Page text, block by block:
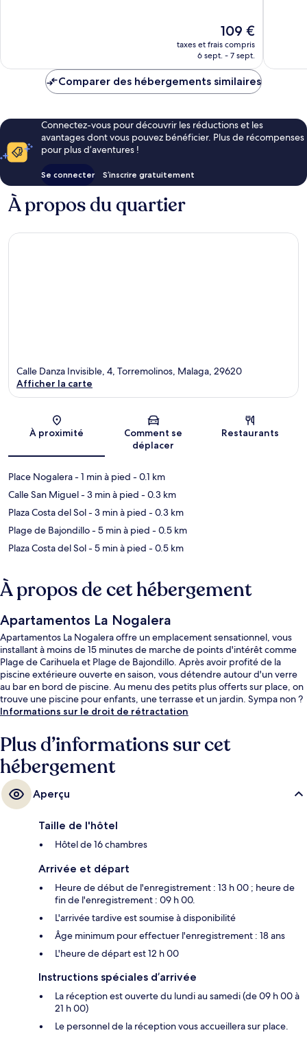
Le
nouveau
prix
de
109 €
taxes et frais compris
6 sept. - 7 sept.
Comparer des hébergements similaires
Connectez-vous pour découvrir les réductions et les
avantages dont vous pouvez bénéficier. Plus de récompenses
pour plus d’aventures !
Se connecter S’inscrire gratuitement
À propos du quartier
Carte
Calle Danza Invisible, 4, Torremolinos, Malaga, 29620
Afficher la carte
À proximité
Comment se
déplacer
Restaurants
Place Nogalera- 1 min à pied - 0.1 km
Calle San Miguel- 3 min à pied - 0.3 km
Plaza Costa del Sol- 3 min à pied - 0.3 km
Plage de Bajondillo- 5 min à pied - 0.5 km
Plaza Costa del Sol- 5 min à pied - 0.5 km
À propos de cet hébergement
Apartamentos La Nogalera
Apartamentos La Nogalera offre un emplacement sensationnel, vous
installant à moins de 15 minutes de marche de points d'intérêt comme
Plage de Carihuela et Plage de Bajondillo. Après avoir profité de la
piscine extérieure ouverte en saison, vous détendre autour d'un verre
au bar en bord de piscine. Au menu des petits plus offerts sur place, on
trouve une piscine pour enfants, une terrasse et un jardin. Sympa non ?
Informations sur le droit de rétractation
Plus d’informations sur cet
hébergement
Aperçu
Taille de l'hôtel
Hôtel de 16 chambres
Arrivée et départ
Heure de début de l'enregistrement : 13 h 00 ; heure de
fin de l'enregistrement : 09 h 00.
L'arrivée tardive est soumise à disponibilité
Âge minimum pour effectuer l'enregistrement : 18 ans
L'heure de départ est 12 h 00
Instructions spéciales d’arrivée
La réception est ouverte du lundi au samedi (de 09 h 00 à
21 h 00)
Le personnel de la réception vous accueillera sur place.